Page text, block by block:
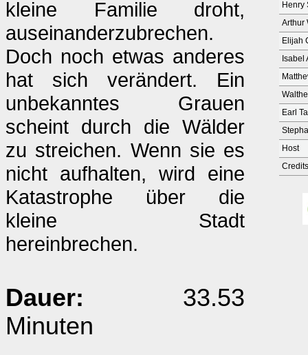
kleine Familie droht,
auseinanderzubrechen.
Doch noch etwas anderes
hat sich verändert. Ein
unbekanntes Grauen
scheint durch die Wälder
zu streichen. Wenn sie es
nicht aufhalten, wird eine
Katastrophe über die
kleine Stadt
hereinbrechen.
Dauer: 33.53
Minuten
Henry
Arthur
Elijah
Isabel
Earl
Host
Credits